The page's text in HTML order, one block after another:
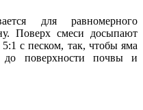
для равномерного
Поверх смеси досыпают
с песком, так, чтобы яма
поверхности почвы и